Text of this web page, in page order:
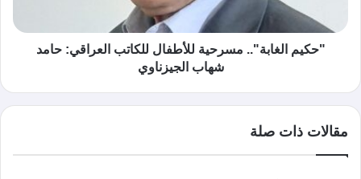
"حكيم الغابة".. مسرحية للأطفال للكاتب العراقي: حامد
شهاب الجيزناوي
مقالات ذات صلة